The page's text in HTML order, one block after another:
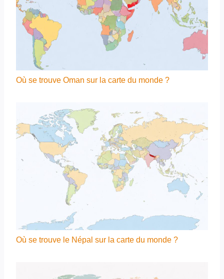
Où se trouve Oman sur la carte du monde ?
Où se trouve le Népal sur la carte du monde ?